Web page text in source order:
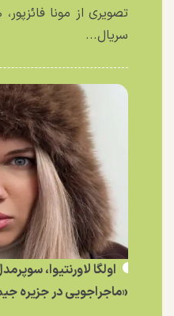
تصویری از مونا
سریال...
اولگا لاورنتیوا،
«ماجراجویی در جزیره